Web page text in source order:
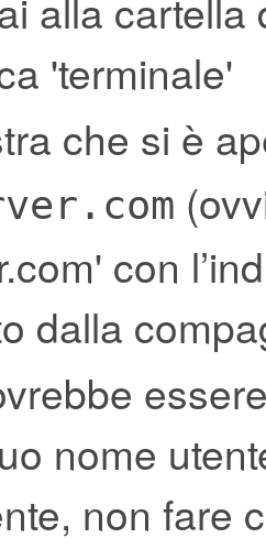
'terminale'
che si è
con
dalla
nome
non fare